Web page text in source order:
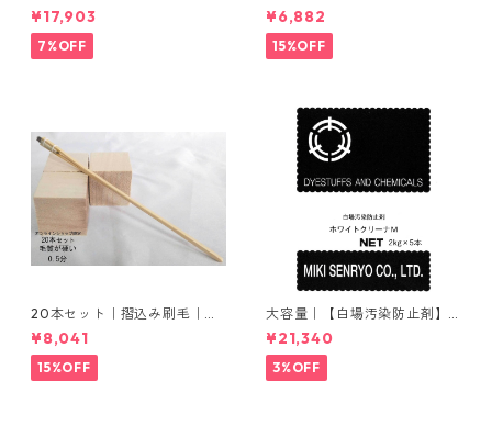
00g−5本入り｜塩化アルミニ
ウム
¥17,903
7%OFF
い）1分｜16本入り＊1セット
¥6,882
15%OFF
20本セット｜摺込み刷毛｜夏
毛（毛質が硬い）0.5分
¥8,041
15%OFF
大容量｜【白場汚染防止剤】
｜2kg×5本｜ホワイトクリー
ナＭ
¥21,340
3%OFF